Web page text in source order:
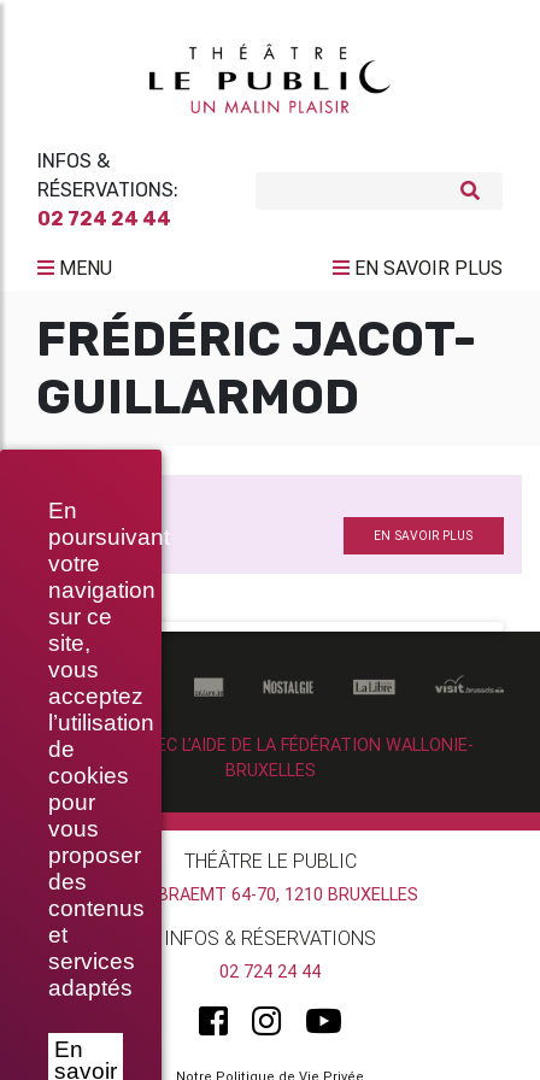
En
poursuivant
votre
navigation
sur ce
site,
vous
acceptez
l’utilisation
de
cookies
pour
vous
proposer
des
contenus
et
services
adaptés
En
savoir
INFOS &
RÉSERVATIONS:
02 724 24 44
MENU EN SAVOIR PLUS
FRÉDÉRIC JACOT-
GUILLARMOD
BÉRÉNICE
Avec EN SAVOIR PLUS
RÉALISÉ AVEC L’AIDE DE LA FÉDÉRATION WALLONIE-
BRUXELLES
THÉÂTRE LE PUBLIC
RUE BRAEMT 64-70, 1210 BRUXELLES
INFOS & RÉSERVATIONS
02 724 24 44
Notre Politique de Vie Privée